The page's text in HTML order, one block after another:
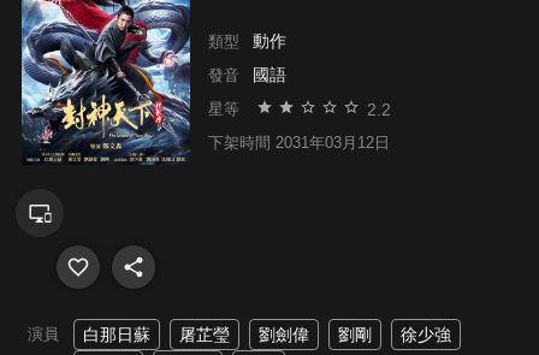
類型 動作
發音 國語
星等 2.2
下架時間 2031年03月12日
演員 白那日蘇 屠芷瑩 劉劍偉 劉剛
徐少強